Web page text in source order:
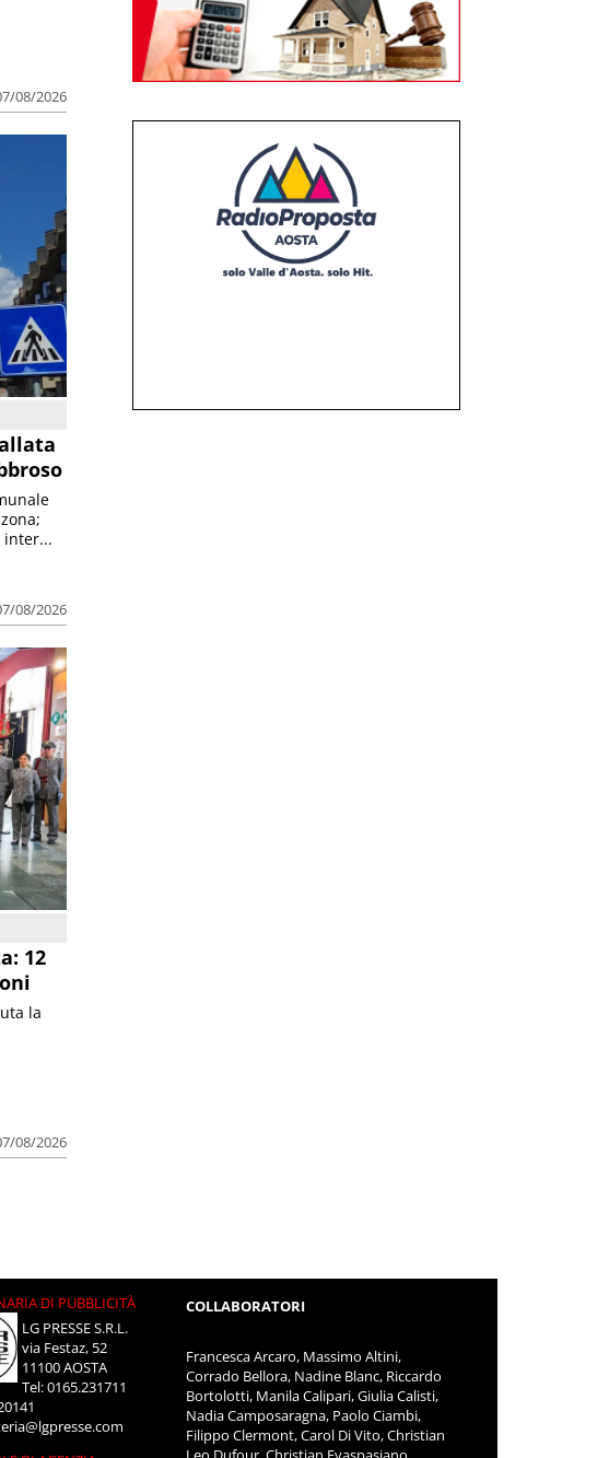
08/2026
08/2026
inter...
12
08/2026
la
DI PUBBLICITÀ
LG PRESSE S.R.L.
via Festaz, 52
11100 AOSTA
Tel: 0165.231711
COLLABORATORI
Francesca Arcaro, Massimo Altini,
Corrado Bellora, Nadine Blanc, Riccardo
Bortolotti, Manila Calipari, Giulia Calisti,
Nadia Camposaragna, Paolo Ciambi,
Filippo Clermont, Carol Di Vito, Christian